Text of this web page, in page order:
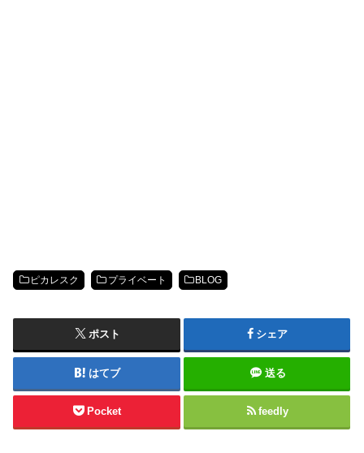
ピカレスク プライベート BLOG
ポスト シェア
はてブ 送る
Pocket feedly